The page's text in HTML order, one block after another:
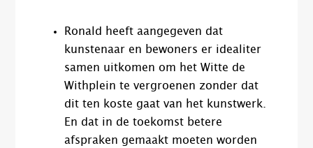
Ronald heeft aangegeven dat
kunstenaar en bewoners er idealiter
samen uitkomen om het Witte de
Withplein te vergroenen zonder dat
dit ten koste gaat van het kunstwerk.
En dat in de toekomst betere
afspraken gemaakt moeten worden